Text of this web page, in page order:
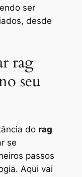
ser
desde
rag
seu
do rag
se
passos
Aqui vai